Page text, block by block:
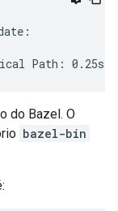
do Bazel. O
bazel-bin